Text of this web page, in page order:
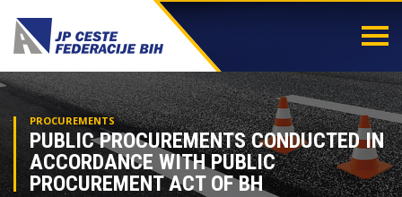
PROCUREMENTS
PUBLIC PROCUREMENTS CONDUCTED IN
ACCORDANCE WITH PUBLIC
PROCUREMENT ACT OF BH